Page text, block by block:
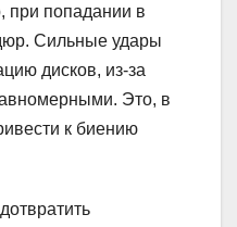
при попадании в
Сильные удары
дисков, из-за
Это, в
к биению